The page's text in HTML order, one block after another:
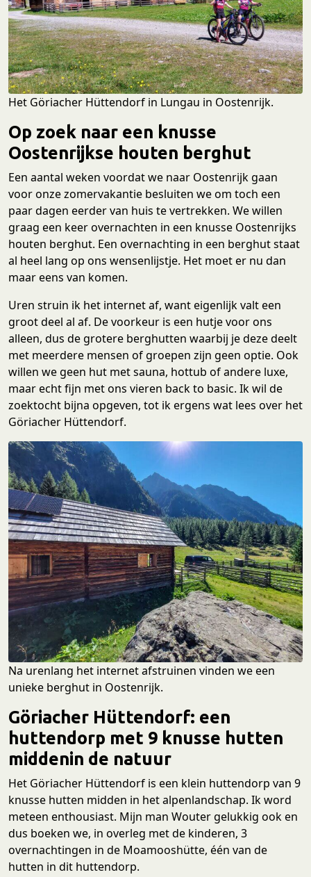
Het Göriacher Hüttendorf in Lungau in Oostenrijk.
Op zoek naar een knusse
Oostenrijkse houten berghut
Een aantal weken voordat we naar Oostenrijk gaan
voor onze zomervakantie besluiten we om toch een
paar dagen eerder van huis te vertrekken. We willen
graag een keer overnachten in een knusse Oostenrijks
houten berghut. Een overnachting in een berghut staat
al heel lang op ons wensenlijstje. Het moet er nu dan
maar eens van komen.
Uren struin ik het internet af, want eigenlijk valt een
groot deel al af. De voorkeur is een hutje voor ons
alleen, dus de grotere berghutten waarbij je deze deelt
met meerdere mensen of groepen zijn geen optie. Ook
willen we geen hut met sauna, hottub of andere luxe,
maar echt fijn met ons vieren back to basic. Ik wil de
zoektocht bijna opgeven, tot ik ergens wat lees over het
Göriacher Hüttendorf.
Na urenlang het internet afstruinen vinden we een
unieke berghut in Oostenrijk.
Göriacher Hüttendorf: een
huttendorp met 9 knusse hutten
middenin de natuur
Het Göriacher Hüttendorf is een klein huttendorp van 9
knusse hutten midden in het alpenlandschap. Ik word
meteen enthousiast. Mijn man Wouter gelukkig ook en
dus boeken we, in overleg met de kinderen, 3
overnachtingen in de Moamooshütte, één van de
hutten in dit huttendorp.